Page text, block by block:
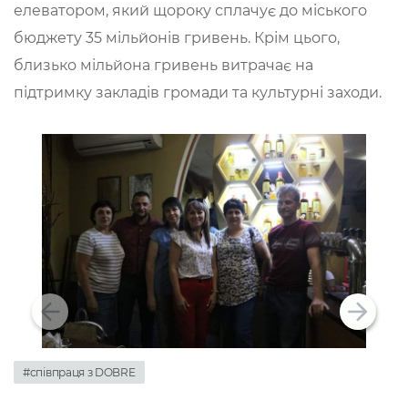
елеватором, який щороку сплачує до міського
бюджету 35 мільйонів гривень. Крім цього,
близько мільйона гривень витрачає на
підтримку закладів громади та культурні заходи.
#співпраця з DOBRE